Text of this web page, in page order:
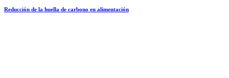
Reducción de la huella de carbono en alimentación